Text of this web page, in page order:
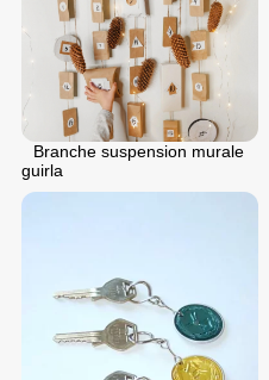
Branche suspension murale
guirla